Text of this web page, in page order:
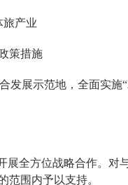
产业
策措施
展示范地，全面实施
全方位战略合作。对
范围内予以支持。